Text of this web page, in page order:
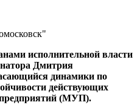
исполнительной власти
Дмитрия
динамики по
действующих
(МУП).